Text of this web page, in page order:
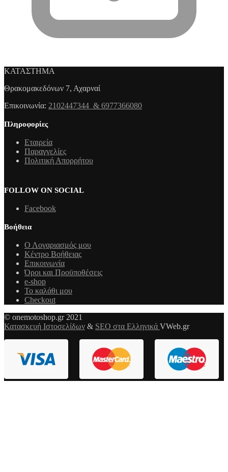
ΚΑΤΑΣΤΗΜΑ
Θρακομακεδόνων 7, Αχαρναί
Επικοινωνία: 2102447344 & 6977366080
Πληροφορίες
Εταιρεία
Παραγγελίες
Πολιτική Απορρήτου
FOLLOW ON SOCIAL
Facebook
Βοήθεια
Ο Λογαριασμός μου
Κέντρο Βοήθειας
Επικοινωνία
Όροι και Προϋποθέσεις
e-shop
Το καλάθι μου
Checkout
© onemotoshop.gr 2021
Κατασκευή Ιστοσελίδων & SEO στα Ελληνικά VWeb.gr